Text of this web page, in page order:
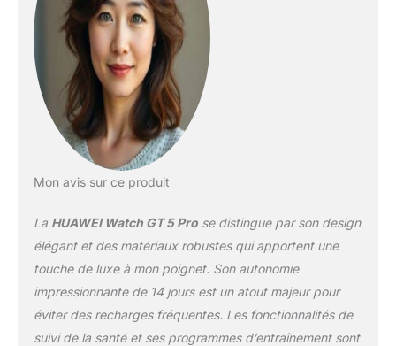
leur splendeur et restez
sur la bonne voie grâce à
la navigation au poignet
fluide et aux itinéraires
cartographiques en
temps réel. 【Autonomie
de la batterie robuste】:
【Le must en matière de
santé】: HUAWEI
TruSense est désormais
capable de surveiller six
systèmes majeurs, dont
les systèmes respiratoire,
nerveux et de
Mon avis sur ce produit
La HUAWEI Watch GT 5 Prose distingue par son design
élégant et des matériaux robustes qui apportent une
touche de luxe à mon poignet. Son autonomie
impressionnante de 14 jours est un atout majeur pour
éviter des recharges fréquentes. Les fonctionnalités de
suivi de la santé et ses programmes d’entraînement sont